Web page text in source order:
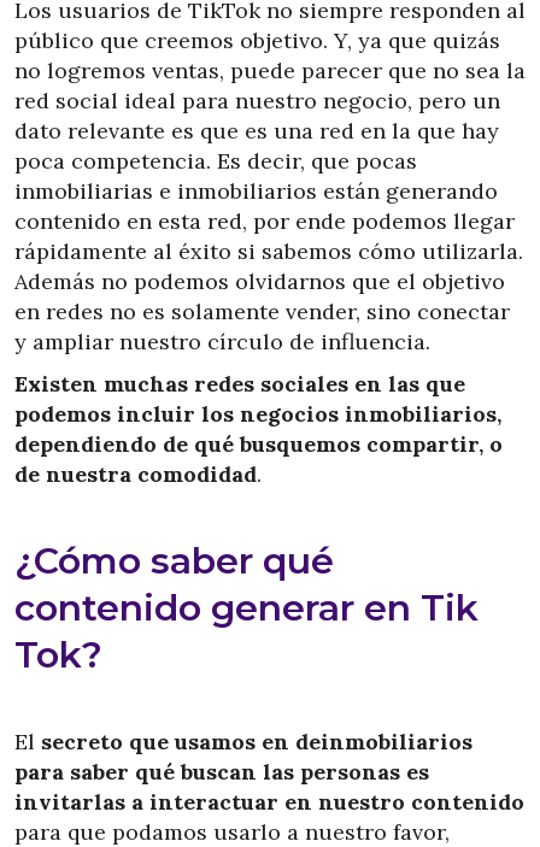
Los usuarios de TikTok no siempre responden al
público que creemos objetivo. Y, ya que quizás
no logremos ventas, puede parecer que no sea la
red social ideal para nuestro negocio, pero un
dato relevante es que es una red en la que hay
poca competencia. Es decir, que pocas
inmobiliarias e inmobiliarios están generando
contenido en esta red, por ende podemos llegar
rápidamente al éxito si sabemos cómo utilizarla.
Además no podemos olvidarnos que el objetivo
en redes no es solamente vender, sino conectar
y ampliar nuestro círculo de influencia.
Existen muchas redes sociales en las que
podemos incluir los negocios inmobiliarios,
dependiendo de qué busquemos compartir, o
de nuestra comodidad.
¿Cómo saber qué
contenido generar en Tik
Tok?
El secreto que usamos en deinmobiliarios
para saber qué buscan las personas es
invitarlas a interactuar en nuestro contenido
para que podamos usarlo a nuestro favor,